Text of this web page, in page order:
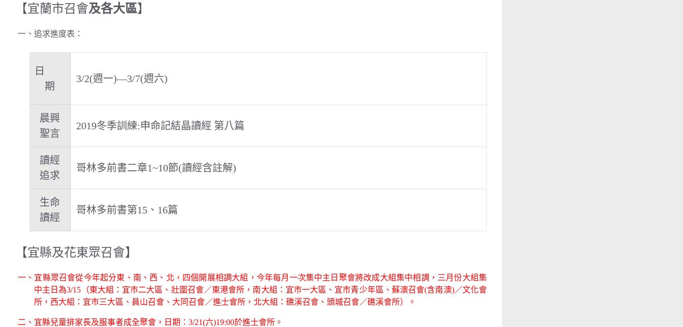
【宜蘭市召會及各大區】
一、追求進度表：
日
期
3/2(週一)—3/7(週六)
晨興
聖言
2019冬季訓練:申命記結晶讀經 第八篇
讀經
追求
哥林多前書二章1~10節(讀經含註解)
生命
讀經
哥林多前書第15、16篇
【宜縣及花東眾召會】
一、宜縣眾召會從今年起分東、南、西、北，四個開展相調大組，今年每月一次集中主日聚會將改成大組集中相調，三月份大組集
中主日為3/15（東大組：宜巿二大區、壯圍召會／東港會所，南大組：宜巿一大區、宜市青少年區、蘇澳召會(含南澳)／文化會
所，西大組：宜巿三大區、員山召會、大同召會／進士會所，北大組：礁溪召會、頭城召會／礁溪會所）。
二、宜縣兒童排家長及服事者成全聚會，日期：3/21(六)19:00於進士會所。